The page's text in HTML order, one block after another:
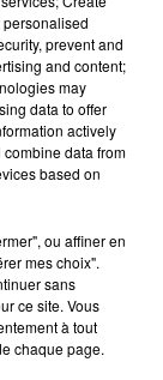
ET
avoir
prevent and
and content;
may
data to offer
actively
data from
based on
ou affiner en
mes choix".
sans
ce site. Vous
à tout
chaque page.